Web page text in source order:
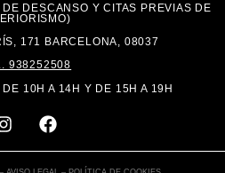
DESCANSO Y CITAS PREVIAS DE
171 BARCELONA, 08037
938252508
10H A 14H Y DE 15H A 19H